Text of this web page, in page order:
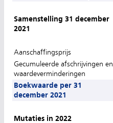
Samenstelling 31 december
2021
Aanschaffingsprijs
Gecumuleerde afschrijvingen en
waardeverminderingen
Boekwaarde per 31
december 2021
Mutaties in 2022